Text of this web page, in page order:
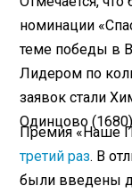
номинации
теме победы в
Лидером по
заявок стали
Одинцово
Премия «Наше
третий раз. В
были введены